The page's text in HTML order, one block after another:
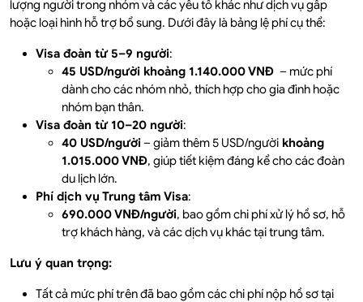
lượng người trong nhóm và các yếu tố khác như dịch vụ gấp
hoặc loại hình hỗ trợ bổ sung. Dưới đây là bảng lệ phí cụ thể:
Visa đoàn từ 5–9 người:
45 USD/người khoảng 1.140.000 VNĐ – mức phí
dành cho các nhóm nhỏ, thích hợp cho gia đình hoặc
nhóm bạn thân.
Visa đoàn từ 10–20 người:
40 USD/người – giảm thêm 5 USD/người khoảng
1.015.000 VNĐ, giúp tiết kiệm đáng kể cho các đoàn
du lịch lớn.
Phí dịch vụ Trung tâm Visa:
690.000 VNĐ/người, bao gồm chi phí xử lý hồ sơ, hỗ
trợ khách hàng, và các dịch vụ khác tại trung tâm.
Lưu ý quan trọng:
Tất cả mức phí trên đã bao gồm các chi phí nộp hồ sơ tại